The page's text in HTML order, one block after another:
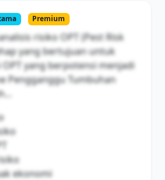
Premium
risiko OPT (Pest Risk
yang bertujuan untuk
yang berpotensi menjadi
Pengganggu Tumbuhan
ekonomi